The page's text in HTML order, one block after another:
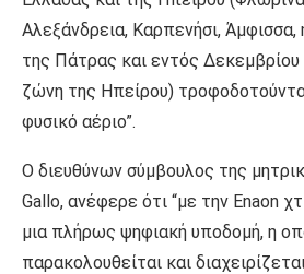
Αλεξάνδρεια, Καρπενήσι, Άμφισσα,
της Πάτρας και εντός Δεκεμβρίου
ζώνη της Ηπείρου)
φυσικό αέριο”.
Ο διευθύνων σύμβουλος της
Gallo, ανέφερε ότι “με την Enaon
μια πλήρως ψηφιακή υποδομή, η
παρακολουθείται και